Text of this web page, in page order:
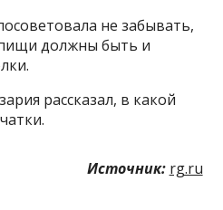
не забывать,
должны быть и
рассказал, в какой
Источник: rg.ru